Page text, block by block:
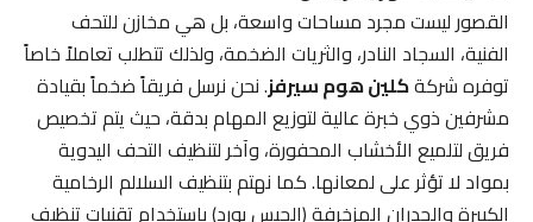
القصور ليست مجرد مساحات واسعة، بل هي مخازن للتحف
الفنية، السجاد النادر، والثريات الضخمة، ولذلك تتطلب تعاملاً خاصاً
توفره شركةكلين هوم سيرفز. نحن نرسل فريقاً ضخماً بقيادة
مشرفين ذوي خبرة عالية لتوزيع المهام بدقة، حيث يتم تخصيص
فريق لتلميع الأخشاب المحفورة، وآخر لتنظيف التحف اليدوية
بمواد لا تؤثر على لمعانها. كما نهتم بتنظيف السلالم الرخامية
الكبيرة والجدران المزخرفة (الجبس بورد) باستخدام تقنيات تنظيف